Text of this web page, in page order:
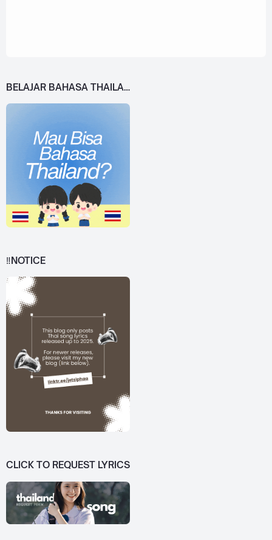
BELAJAR BAHASA THAILAND DARI 0!
‼️NOTICE
CLICK TO REQUEST LYRICS